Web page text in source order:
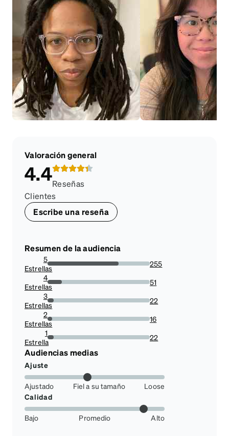
Valoración general
4.4Reseñas
Clientes
Escribe una reseña
Resumen de la audiencia
5
Estrellas69.67213114754098%
255
4
Estrellas13.934426229508196%
51
3
Estrellas6.0109289617486334%
22
2
Estrellas4.371584699453552%
16
1
Estrella6.0109289617486334%
22
Audiencias medias
Ajuste
Ajustado Fiel a su tamaño
Loose
Calidad
Bajo Promedio Alto